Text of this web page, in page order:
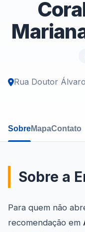
Rua Doutor
SobreMapaContato
Sobre a
Para quem não
recomendação em